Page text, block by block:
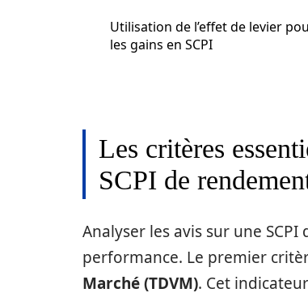
Utilisation de l’effet de levier
les gains en SCPI
Les critères
SCPI de
Analyser les avis sur une
performance. Le premier
Marché (TDVM). Cet